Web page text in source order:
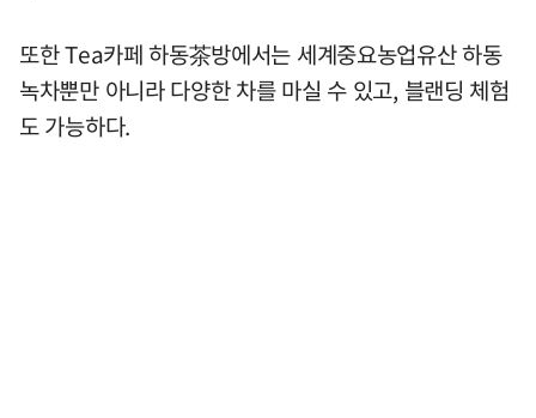
또한 Tea카페 하동茶방에서는 세계중요농업유산 하동
녹차뿐만 아니라 다양한 차를 마실 수 있고, 블랜딩 체험
도 가능하다.